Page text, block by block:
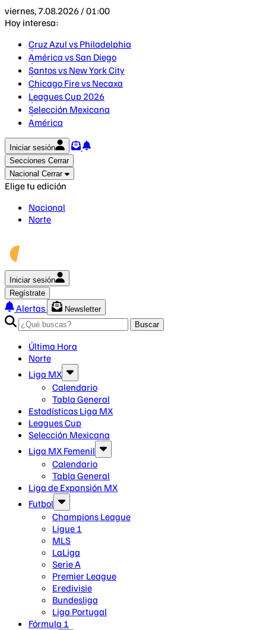
viernes, 7.08.2026 / 01:00
Hoy interesa:
Cruz Azul vs Philadelphia
América vs San Diego
Santos vs New York City
Chicago Fire vs Necaxa
Leagues Cup 2026
Selección Mexicana
América
Iniciar sesión
Secciones Cerrar
Nacional Cerrar
Elige tu edición
Nacional
Norte
Iniciar sesión
Regístrate
Alertas
Newsletter
Buscar
Última Hora
Norte
Liga MX
Calendario
Tabla General
Estadísticas Liga MX
Leagues Cup
Selección Mexicana
Liga MX Femenil
Calendario
Tabla General
Liga de Expansión MX
Futbol
Champions League
Ligue 1
MLS
LaLiga
Serie A
Premier League
Eredivisie
Bundesliga
Liga Portugal
Fórmula 1